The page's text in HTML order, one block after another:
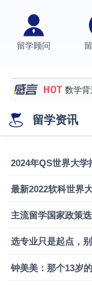
留学顾问
伯明
西南
硕士录
数学背
专科
香港
留学资讯
2024年QS世界大学
最新2022软科世界
主流留学国家政策
选专业只是起点，